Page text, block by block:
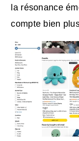
la résonance
compte bien